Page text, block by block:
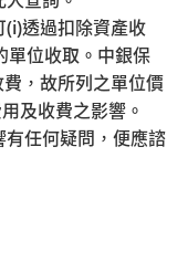
(i)透過扣除資產收
單位收取。中銀保
費，故所列之單位價
及收費之影響。
任何疑問，便應諮
現有的中銀保誠